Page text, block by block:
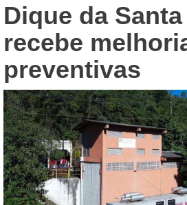
Dique da
recebe
preventivas